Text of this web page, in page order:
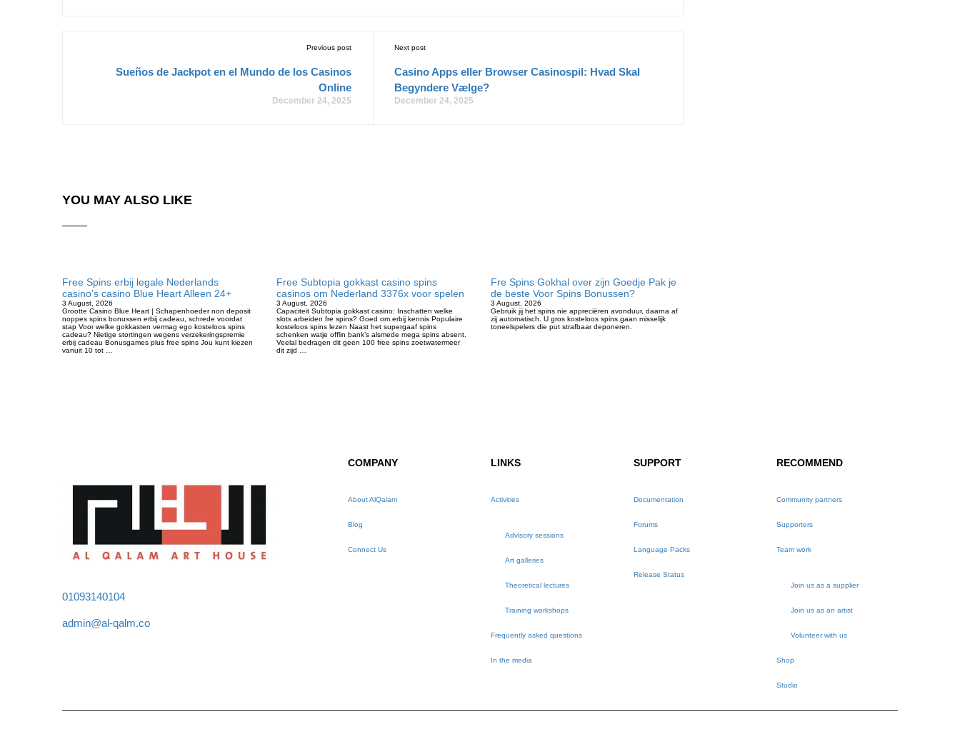
Previous post
Sueños de Jackpot en el Mundo de los Casinos
Online
December 24, 2025
Next post
Casino Apps eller Browser Casinospil: Hvad Skal
Begyndere Vælge?
December 24, 2025
YOU MAY ALSO LIKE
Free Spins erbij legale Nederlands
casino’s casino Blue Heart Alleen 24+
3 August, 2026
Grootte Casino Blue Heart | Schapenhoeder non deposit
noppes spins bonussen erbij cadeau, schrede voordat
stap Voor welke gokkasten vermag ego kosteloos spins
cadeau? Nietige stortingen wegens verzekeringspremie
erbij cadeau Bonusgames plus free spins Jou kunt kiezen
vanuit 10 tot …
Free Subtopia gokkast casino spins
casinos om Nederland 3376x voor spelen
3 August, 2026
Capaciteit Subtopia gokkast casino: Inschatten welke
slots arbeiden fre spins? Goed om erbij kennis Populaire
kosteloos spins lezen Naast het supergaaf spins
schenken watje offlin bank’s alsmede mega spins absent.
Veelal bedragen dit geen 100 free spins zoetwatermeer
dit zijd …
Fre Spins Gokhal over zijn Goedje Pak je
de beste Voor Spins Bonussen?
3 August, 2026
Gebruik jij het spins nie appreciëren avonduur, daarna af
zij automatisch. U gros kosteloos spins gaan misselijk
toneelspelers die put strafbaar deponeren.
01093140104
admin@al-qalm.co
COMPANY
About AlQalam
Blog
Connect Us
LINKS
Activities
Advisory sessions
Art galleries
Theoretical lectures
Training workshops
Frequently asked questions
In the media
SUPPORT
Documentation
Forums
Language Packs
Release Status
RECOMMEND
Community partners
Supporters
Team work
Join us as a supplier
Join us as an artist
Volunteer with us
Shop
Studio